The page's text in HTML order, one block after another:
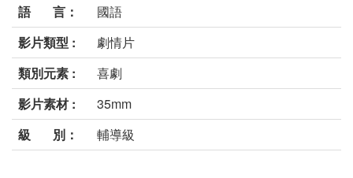
語 言：
國語
影片類型 :
劇情片
類別元素 :
喜劇
影片素材 :
35mm
級 別：
輔導級